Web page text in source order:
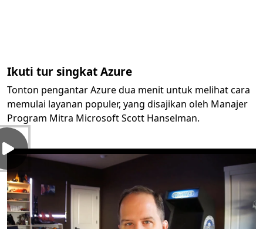
Ikuti tur singkat Azure
Tonton pengantar Azure dua menit untuk melihat cara
memulai layanan populer, yang disajikan oleh Manajer
Program Mitra Microsoft Scott Hanselman.